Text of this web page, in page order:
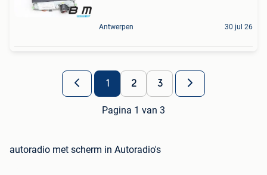
Antwerpen 30 jul 26
1 2 3
Pagina 1 van 3
autoradio met scherm in Autoradio's